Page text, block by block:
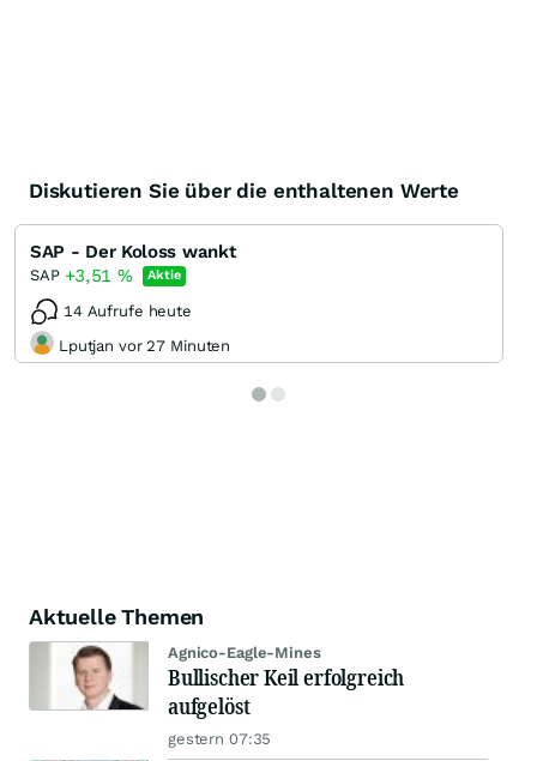
Diskutieren Sie über die enthaltenen Werte
SAP - Der Koloss wankt
SAP +3,51 % Aktie
14 Aufrufe heute
Lputjan vor 27 Minuten
Aktuelle Themen
Agnico-Eagle-Mines
Bullischer Keil erfolgreich
aufgelöst
gestern 07:35